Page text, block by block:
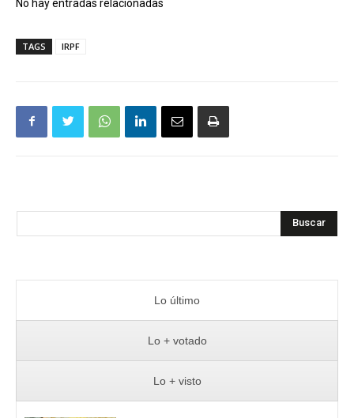
No hay entradas relacionadas
TAGS IRPF
Buscar
Lo último
Lo + votado
Lo + visto